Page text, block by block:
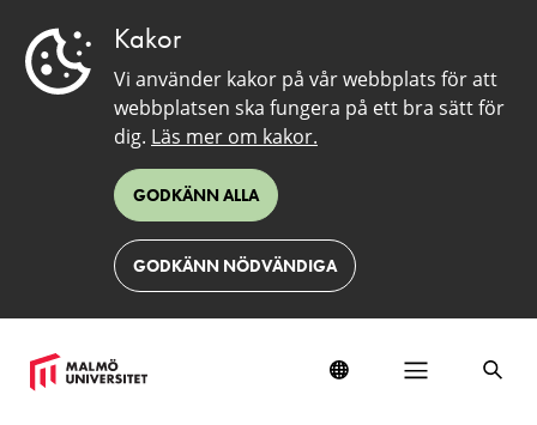
Kakor
Vi använder kakor på vår webbplats för att
webbplatsen ska fungera på ett bra sätt för
dig. Läs mer om kakor.
GODKÄNN ALLA
GODKÄNN NÖDVÄNDIGA